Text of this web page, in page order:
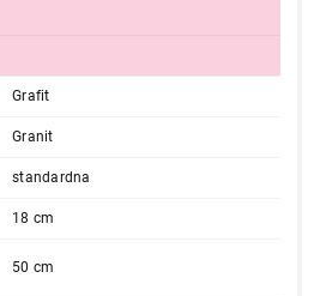
Grafit
Granit
standardna
18 cm
50 cm